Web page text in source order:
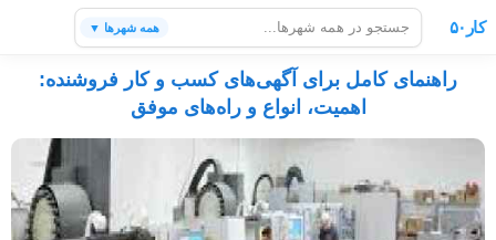
کار۵۰ همه شهرها ▼
راهنمای کامل برای آگهی‌های کسب و کار فروشنده:
اهمیت، انواع و راه‌های موفق